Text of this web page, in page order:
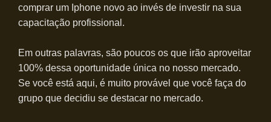
comprar um Iphone novo ao invés de investir na sua
capacitação profissional.
Em outras palavras, são poucos os que irão aproveitar
100% dessa oportunidade única no nosso mercado.
Se você está aqui, é muito provável que você faça do
grupo que decidiu se destacar no mercado.